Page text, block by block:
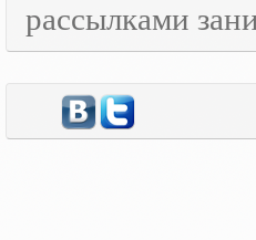
рассылками